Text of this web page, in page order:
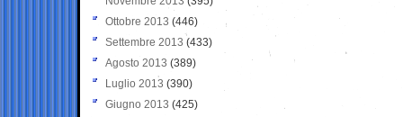
Ottobre 2013 (446)
Settembre 2013 (433)
Agosto 2013 (389)
Luglio 2013 (390)
Giugno 2013 (425)